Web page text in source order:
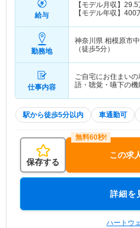
給与
【モデル月収】 29.5
【モデル年収】 400
勤務地
神奈川県 相模原市
（徒歩5分）
仕事内容
ご自宅にお住まい
語・聴覚・嚥下の
駅から徒歩5分以内 車通勤可
保存する
この求
詳細を
ハートウ